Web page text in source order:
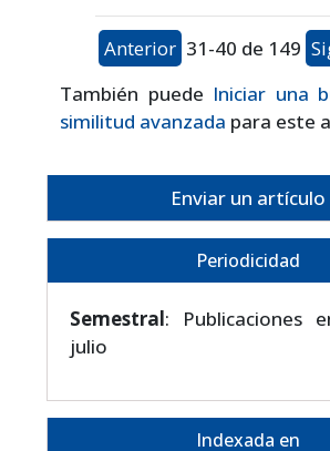
Anterior 31-40 de 149
También puede Iniciar una
similitud avanzada para este
Enviar un artículo
Periodicidad
Semestral: Publicaciones
julio
Indexada en